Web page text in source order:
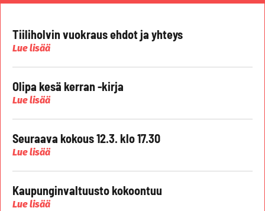
Tiiliholvin vuokraus ehdot ja yhteys
Lue lisää
Olipa kesä kerran -kirja
Lue lisää
Seuraava kokous 12.3. klo 17.30
Lue lisää
Kaupunginvaltuusto kokoontuu
Lue lisää